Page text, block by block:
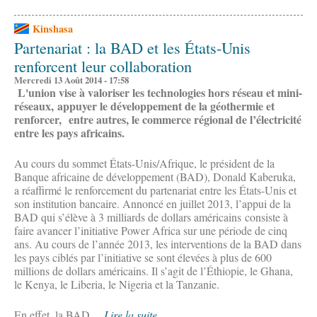
Kinshasa
Partenariat : la BAD et les États-Unis
renforcent leur collaboration
Mercredi 13 Août 2014 - 17:58
L'union vise à valoriser les technologies hors réseau et mini-
réseaux, appuyer le développement de la géothermie et
renforcer, entre autres, le commerce régional de l’électricité
entre les pays africains.
Au cours du sommet États-Unis/Afrique, le président de la
Banque africaine de développement (BAD), Donald Kaberuka,
a réaffirmé le renforcement du partenariat entre les États-Unis et
son institution bancaire. Annoncé en juillet 2013, l’appui de la
BAD qui s’élève à 3 milliards de dollars américains consiste à
faire avancer l’initiative Power Africa sur une période de cinq
ans. Au cours de l’année 2013, les interventions de la BAD dans
les pays ciblés par l’initiative se sont élevées à plus de 600
millions de dollars américains. Il s’agit de l’Éthiopie, le Ghana,
le Kenya, le Liberia, le Nigeria et la Tanzanie.